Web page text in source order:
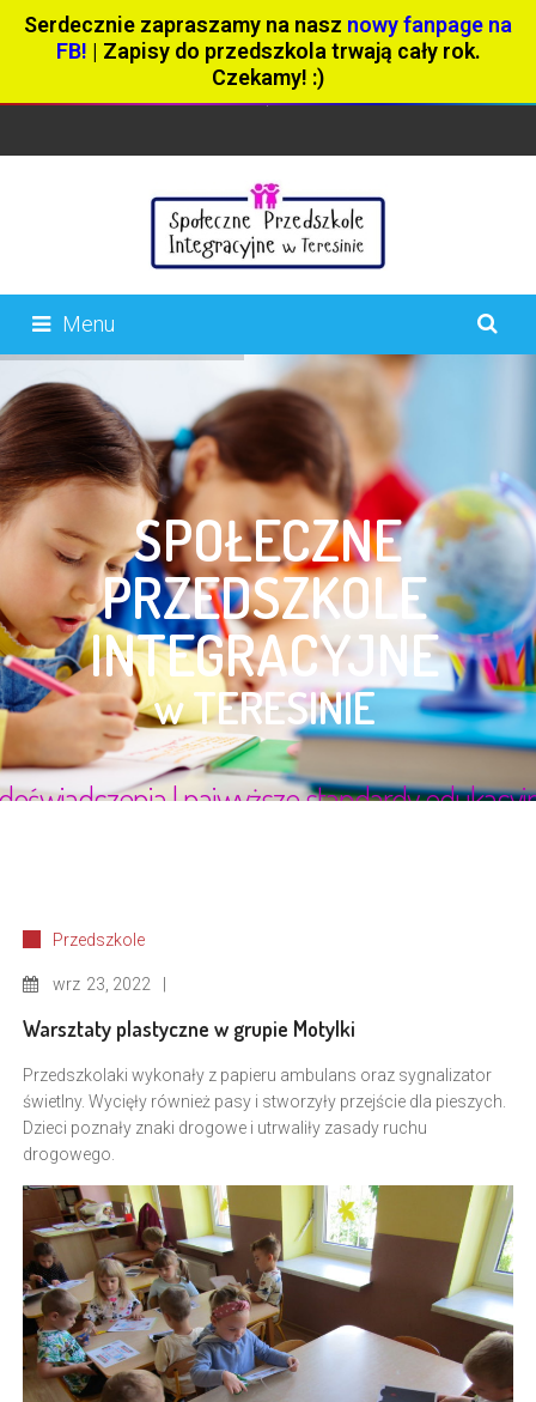
Serdecznie zapraszamy na nasz nowy fanpage na
FB! | Zapisy do przedszkola trwają cały rok.
Czekamy! :)
Menu
Przedszkole
wrz 23, 2022
Warsztaty plastyczne w grupie Motylki
Przedszkolaki wykonały z papieru ambulans oraz sygnalizator
świetlny. Wycięły również pasy i stworzyły przejście dla pieszych.
Dzieci poznały znaki drogowe i utrwaliły zasady ruchu
drogowego.